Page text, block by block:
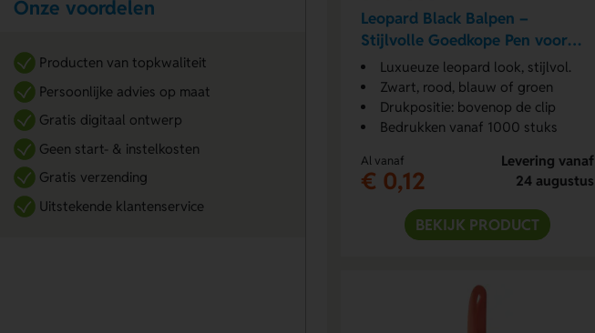
Leopard Black Balpen –
Stijlvolle Goedkope Pen voor
Elke Dag
Luxueuze leopard look, stijlvol.
Zwart, rood, blauw of groen
Drukpositie: bovenop de clip
Bedrukken vanaf 1000 stuks
Al vanaf
€ 0,12
Levering vanaf
24 augustus
BEKIJK PRODUCT
Onze voordelen
Producten van topkwaliteit
Persoonlijke advies op maat
Gratis digitaal ontwerp
Geen start- & instelkosten
Gratis verzending
Uitstekende klantenservice